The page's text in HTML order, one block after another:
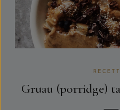
Gruau (porridge)